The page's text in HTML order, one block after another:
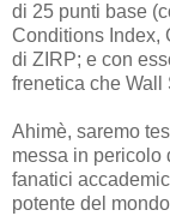
di 25 punti base
Conditions Index,
di ZIRP; e con
frenetica che Wall
Ahimè, saremo
messa in pericolo
fanatici
potente del